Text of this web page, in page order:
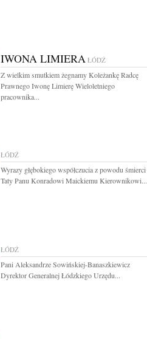
IWONA LIMIERA ŁÓDŹ
Z wielkim smutkiem żegnamy Koleżankę Radcę
Prawnego Iwonę Limierę Wieloletniego
pracownika...
ŁÓDŹ
Wyrazy głębokiego współczucia z powodu śmierci
Taty Panu Konradowi Maickiemu Kierownikowi...
ŁÓDŹ
Pani Aleksandrze Sowińskiej-Banaszkiewicz
Dyrektor Generalnej Łódzkiego Urzędu...